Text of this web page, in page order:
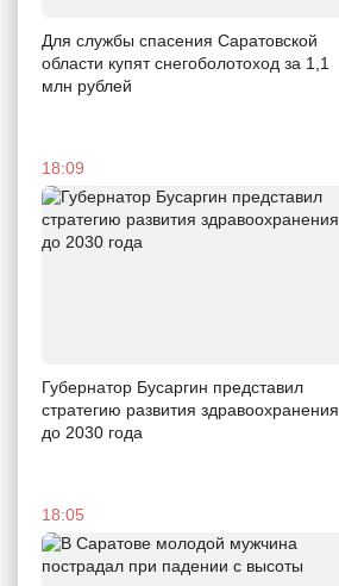
Для службы спасения Саратовской
области купят снегоболотоход за 1,1
млн рублей
18:09
Губернатор Бусаргин представил
стратегию развития здравоохранения
до 2030 года
18:05